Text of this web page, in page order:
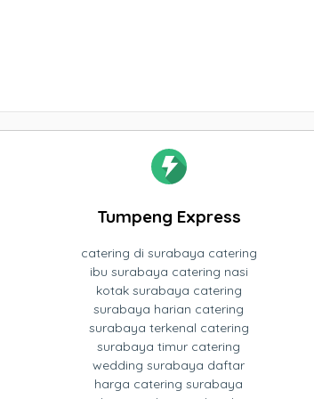
Tumpeng Express
catering di surabaya catering
ibu surabaya catering nasi
kotak surabaya catering
surabaya harian catering
surabaya terkenal catering
surabaya timur catering
wedding surabaya daftar
harga catering surabaya